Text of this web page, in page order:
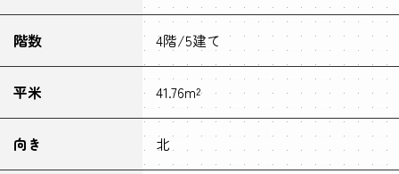
階数 4階/5建て
平米 41.76m²
向き 北